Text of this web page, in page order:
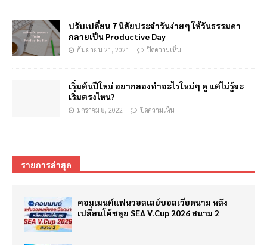
ปรับเปลี่ยน 7 นิสัยประจำวันง่ายๆ ให้วันธรรมดา
กลายเป็น Productive Day
กันยายน 21, 2021 ปิดความเห็น
เริ่มต้นปีใหม่ อยากลองทำอะไรใหม่ๆ ดู แต่ไม่รู้จะ
เริ่มตรงไหน?
มกราคม 8, 2022 ปิดความเห็น
รายการล่าสุด
คอมเมนต์แฟนวอลเลย์บอลเวียดนาม หลัง
เปลี่ยนโค้ชลุย SEA V.Cup 2026 สนาม 2